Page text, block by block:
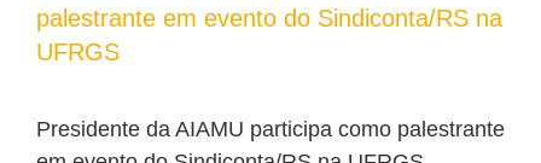
palestrante em evento do Sindiconta/RS na
UFRGS
Presidente da AIAMU participa como palestrante